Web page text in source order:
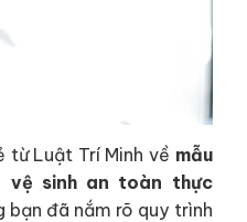
từ Luật Trí Minh về mẫu
vệ sinh an toàn thực
bạn đã nắm rõ quy trình